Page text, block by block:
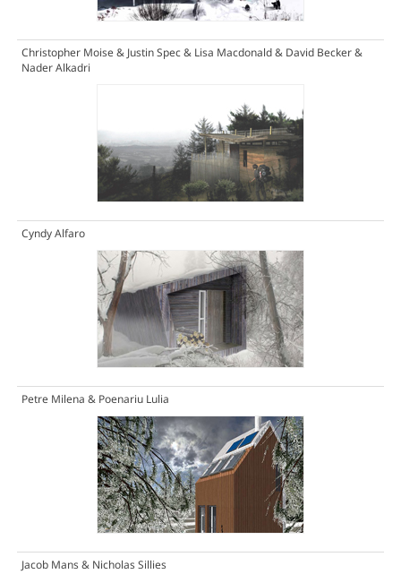
Christopher Moise & Justin Spec & Lisa Macdonald & David Becker &
Nader Alkadri
Cyndy Alfaro
Petre Milena & Poenariu Lulia
Jacob Mans & Nicholas Sillies